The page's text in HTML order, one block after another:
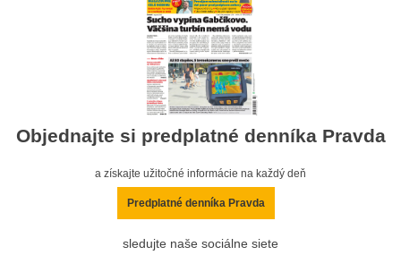
Objednajte si predplatné denníka Pravda
a získajte užitočné informácie na každý deň
Predplatné denníka Pravda
sledujte naše sociálne siete